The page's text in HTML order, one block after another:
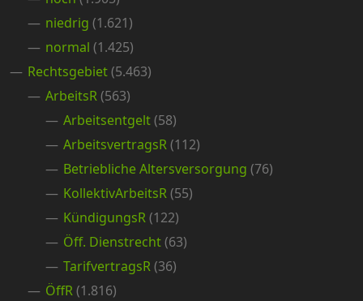
niedrig (1.621)
normal (1.425)
Rechtsgebiet(5.463)
ArbeitsR(563)
Arbeitsentgelt(58)
ArbeitsvertragsR(112)
Betriebliche Altersversorgung (76)
KollektivArbeitsR(55)
KündigungsR(122)
Öff. Dienstrecht(63)
TarifvertragsR(36)
ÖffR(1.816)